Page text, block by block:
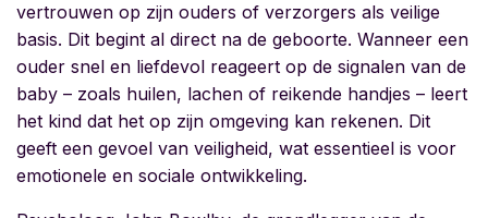
vertrouwen op zijn ouders of verzorgers als veilige
basis. Dit begint al direct na de geboorte. Wanneer een
ouder snel en liefdevol reageert op de signalen van de
baby – zoals huilen, lachen of reikende handjes – leert
het kind dat het op zijn omgeving kan rekenen. Dit
geeft een gevoel van veiligheid, wat essentieel is voor
emotionele en sociale ontwikkeling.